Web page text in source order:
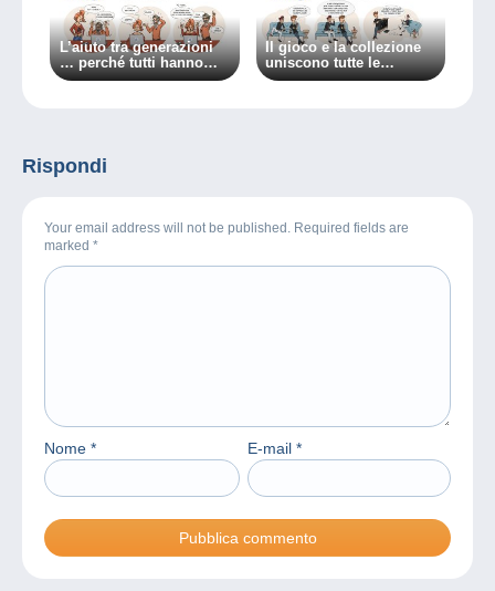
L’aiuto tra generazioni
… perché tutti hanno
qualcosa da imparare.
Il gioco e la collezione
uniscono tutte le
generazioni!
Rispondi
Your email address will not be published. Required fields are
marked *
Nome * E-mail *